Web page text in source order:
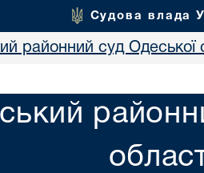
Судова влада
районний суд Одеської